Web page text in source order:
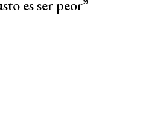
es ser peor”